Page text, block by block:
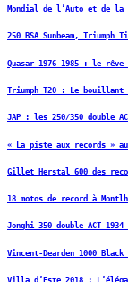
Mondial de l’Auto et de la
250 BSA Sunbeam,
Quasar 1976-1985 : le
Triumph T20 : Le bouillant
JAP : les 250/350 double
« La piste aux records »
Gillet Herstal 600 des
18 motos de record à
Jonghi 350 double ACT
Vincent-Dearden 1000
Villa d’Este 2018 :